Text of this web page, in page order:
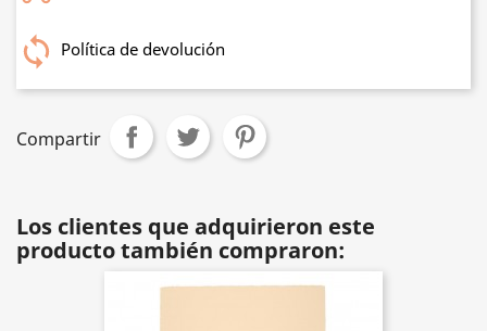
Política de devolución
Compartir
Los clientes que adquirieron este
producto también compraron: